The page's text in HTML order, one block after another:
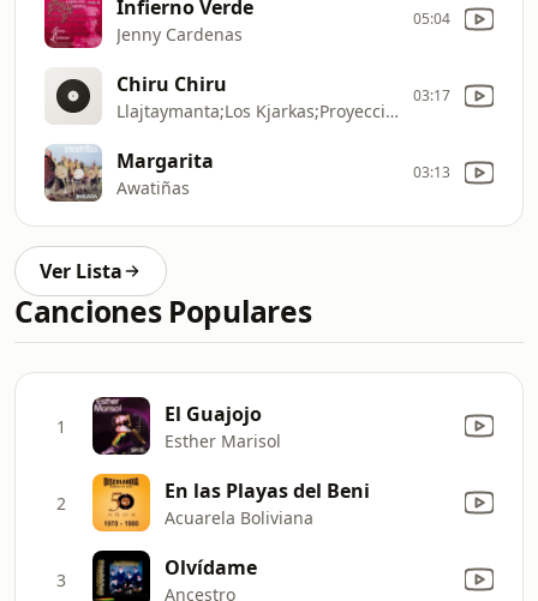
Infierno Verde
Jenny Cardenas
05:04
Chiru Chiru
Llajtaymanta;Los Kjarkas;Proyección;Juan Enrique Jurado;Jacha Mallku;Siempre Mayas;Música de Maestros;Savia Andina;Alaxpacha;Kalamarka;El Negro Palma;Dalmiro Cuellar;Cantares;Bonanza;Phajcha
03:17
Margarita
Awatiñas
03:13
Ver Lista
Canciones Populares
1 El Guajojo
Esther Marisol
2 En las Playas del Beni
Acuarela Boliviana
3 Olvídame
Ancestro